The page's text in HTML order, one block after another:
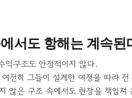
서도 항해는 계속된
익구조도 안정적이지 않다.
전히 그들이 설계한 여정을 따라
않은 구조 속에서도 현장을 책임